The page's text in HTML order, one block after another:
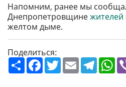
Напомним, ранее мы
Днепропетровщине
желтом дыме.
Поделиться:
П
о
F
a
T
w
E
m
T
e
W
h